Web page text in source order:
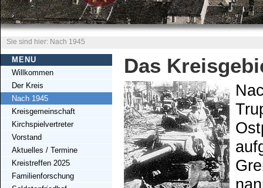
Sie sind hier: Nach 1945
MENU
Willkommen
Der Kreis
Nach 1945
Kreisgemeinschaft
Kirchspielvertreter
Vorstand
Aktuelles / Termine
Kreistreffen 2025
Familienforschung
Das